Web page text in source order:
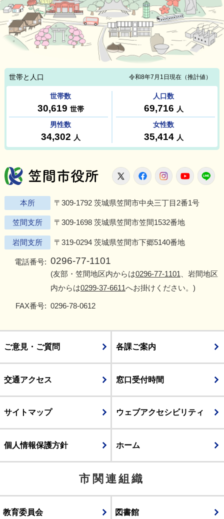
笠間市役所
X FacebookInstagram
本所 〒309-1792 茨城県笠間市中央三丁目2番1号
笠間支所 〒309-1698 茨城県笠間市笠間1532番地
岩間支所 〒319-0294 茨城県笠間市下郷5140番地
電話番号: 0296-77-1101
(友部・笠間地区内からは0296-77-1101 、岩間地区
内からは0299-37-6611へお掛けください。)
FAX番号: 0296-78-0612
ご意見・ご質問 各課ご案内
交通アクセス 窓口受付時間
サイトマップ ウェブアクセシビリティ
個人情報保護方針 ホーム
市関連組織
教育委員会 図書館